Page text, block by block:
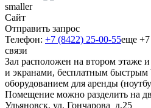
smaller
Сайт
Отправить запрос
Телефон: +7 (8422) 25-00-55еще
связи
Зал расположен на втором этаже
и экранами, бесплатным
оборудованием для аренды
Помещение можно разделить на
Ульяновск, ул. Гончарова д.25